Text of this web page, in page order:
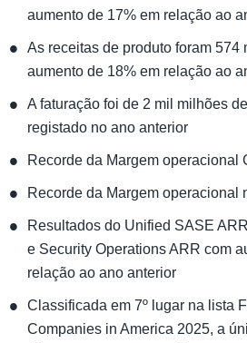
aumento de 17% em relação ao
As receitas de produto foram 574
aumento de 18% em relação ao
A faturação foi de 2 mil milhões
registado no ano anterior
Recorde da Margem operacional
Recorde da Margem operacional
Resultados do Unified SASE
e Security Operations ARR com
relação ao ano anterior
Classificada em 7º lugar na lista
Companies in America 2025, a